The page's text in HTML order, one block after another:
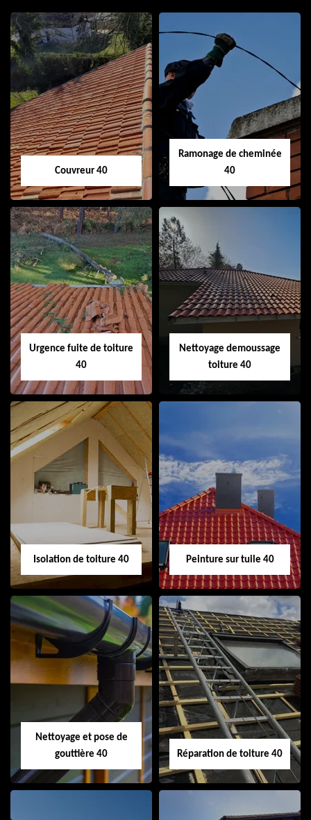
Couvreur 40
Couvreur 40
Ramonage de cheminée
40
Ramonage de
cheminée 40
Urgence fuite de toiture
40
Urgence fuite de
toiture 40
Nettoyage demoussage
toiture 40
Nettoyage
demoussage
toiture 40
Isolation de toiture 40
Isolation de toiture
40
Peinture sur tuile 40
Peinture sur tuile
40
Nettoyage et pose de
gouttière 40
Réparation de toiture 40